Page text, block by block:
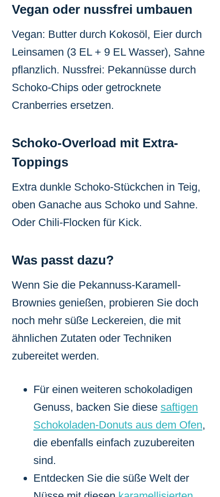
Vegan oder nussfrei umbauen
Vegan: Butter durch Kokosöl, Eier durch
Leinsamen (3 EL + 9 EL Wasser), Sahne
pflanzlich. Nussfrei: Pekannüsse durch
Schoko-Chips oder getrocknete
Cranberries ersetzen.
Schoko-Overload mit Extra-
Toppings
Extra dunkle Schoko-Stückchen in Teig,
oben Ganache aus Schoko und Sahne.
Oder Chili-Flocken für Kick.
Was passt dazu?
Wenn Sie die Pekannuss-Karamell-
Brownies genießen, probieren Sie doch
noch mehr süße Leckereien, die mit
ähnlichen Zutaten oder Techniken
zubereitet werden.
Für einen weiteren schokoladigen
Genuss, backen Sie diese saftigen
Schokoladen-Donuts aus dem Ofen,
die ebenfalls einfach zuzubereiten
sind.
Entdecken Sie die süße Welt der